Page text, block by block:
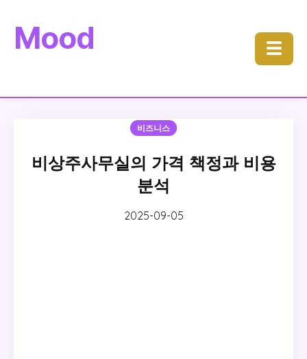
Mood ☰
비즈니스
비상주사무실의 가격 책정과 비용
분석
2025-09-05